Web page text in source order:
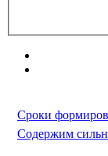
Сроки
Содержим